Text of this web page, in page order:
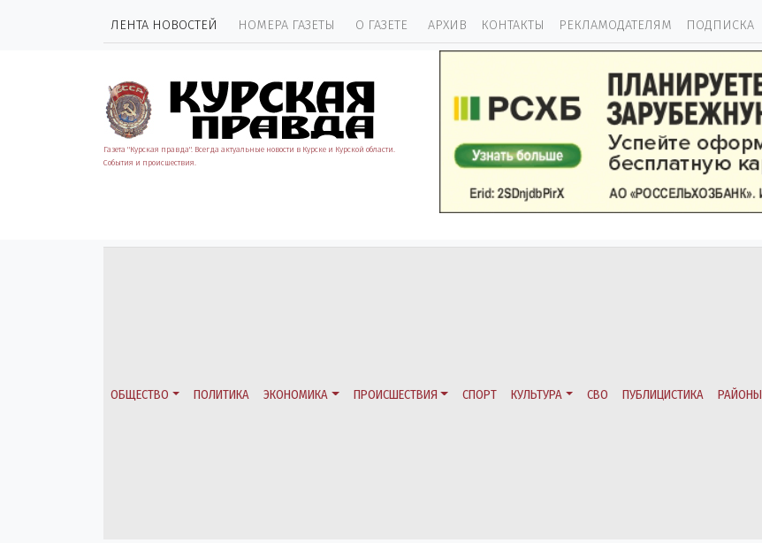
ЛЕНТА НОВОСТЕЙ НОМЕРА ГАЗЕТЫ О ГАЗЕТЕ АРХИВ КОНТАКТЫ РЕКЛАМОДАТЕЛЯМ ПОДПИСКА
Газета "Курская правда". Всегда актуальные новости в Курске и Курской области.
События и происшествия.
ОБЩЕСТВО ПОЛИТИКА ЭКОНОМИКА ПРОИСШЕСТВИЯ СПОРТ КУЛЬТУРА СВО ПУБЛИЦИСТИКА РАЙОНЫ